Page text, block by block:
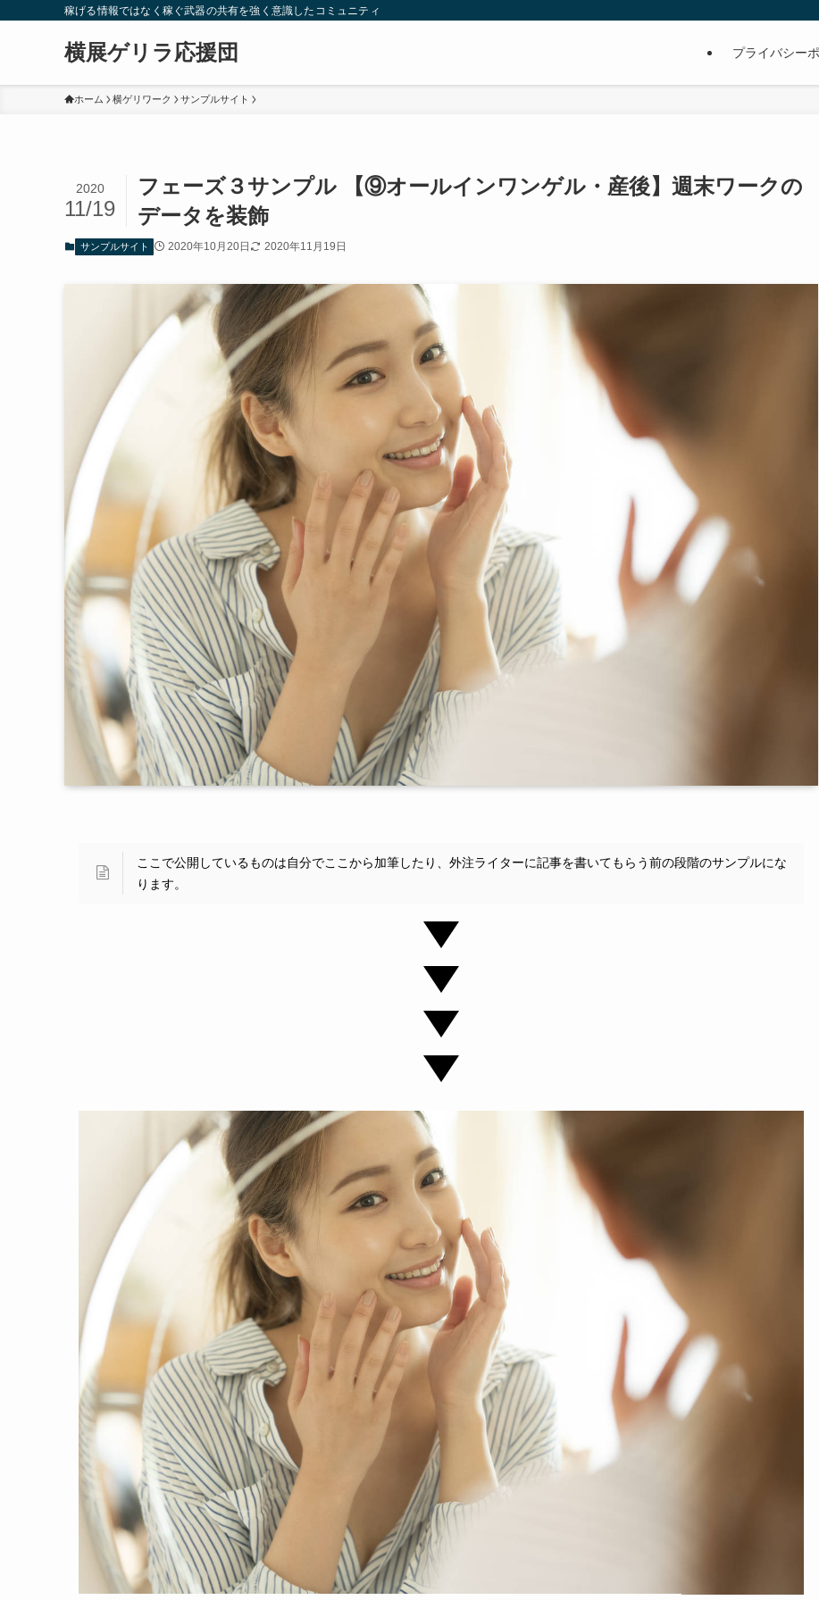
稼げる情報ではなく稼ぐ武器の共有を強く意識したコミュニティ
横展ゲリラ応援団 プライバシー
ホーム 横ゲリワーク サンプルサイト
フェーズ３サンプル 【⑨オールインワンゲル・産後】週末ワークの
データを装飾
2020
11/19
サンプルサイト 2020年10月20日 2020年11月19日
ここで公開しているものは自分でここから加筆したり、外注ライターに記事を書いてもらう前の段階のサンプルにな
ります。